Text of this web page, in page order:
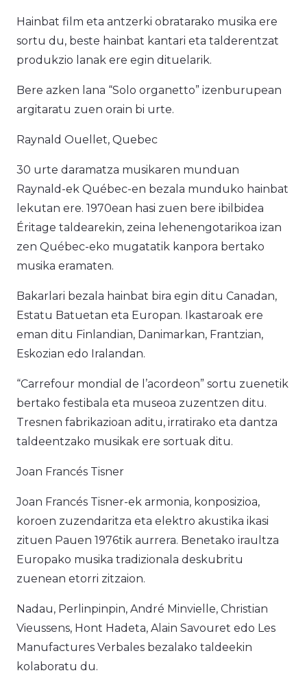
Hainbat film eta antzerki obratarako musika ere
sortu du, beste hainbat kantari eta talderentzat
produkzio lanak ere egin dituelarik.
Bere azken lana “Solo organetto” izenburupean
argitaratu zuen orain bi urte.
Raynald Ouellet, Quebec
30 urte daramatza musikaren munduan
Raynald-ek Québec-en bezala munduko hainbat
lekutan ere. 1970ean hasi zuen bere ibilbidea
Éritage taldearekin, zeina lehenengotarikoa izan
zen Québec-eko mugatatik kanpora bertako
musika eramaten.
Bakarlari bezala hainbat bira egin ditu Canadan,
Estatu Batuetan eta Europan. Ikastaroak ere
eman ditu Finlandian, Danimarkan, Frantzian,
Eskozian edo Iralandan.
“Carrefour mondial de l’acordeon” sortu zuenetik
bertako festibala eta museoa zuzentzen ditu.
Tresnen fabrikazioan aditu, irratirako eta dantza
taldeentzako musikak ere sortuak ditu.
Joan Francés Tisner
Joan Francés Tisner-ek armonia, konposizioa,
koroen zuzendaritza eta elektro akustika ikasi
zituen Pauen 1976tik aurrera. Benetako iraultza
Europako musika tradizionala deskubritu
zuenean etorri zitzaion.
Nadau, Perlinpinpin, André Minvielle, Christian
Vieussens, Hont Hadeta, Alain Savouret edo Les
Manufactures Verbales bezalako taldeekin
kolaboratu du.